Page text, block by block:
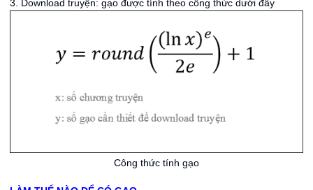
3. Download truyện: gạo được tính theo công thức dưới đây
Công thức tính gạo